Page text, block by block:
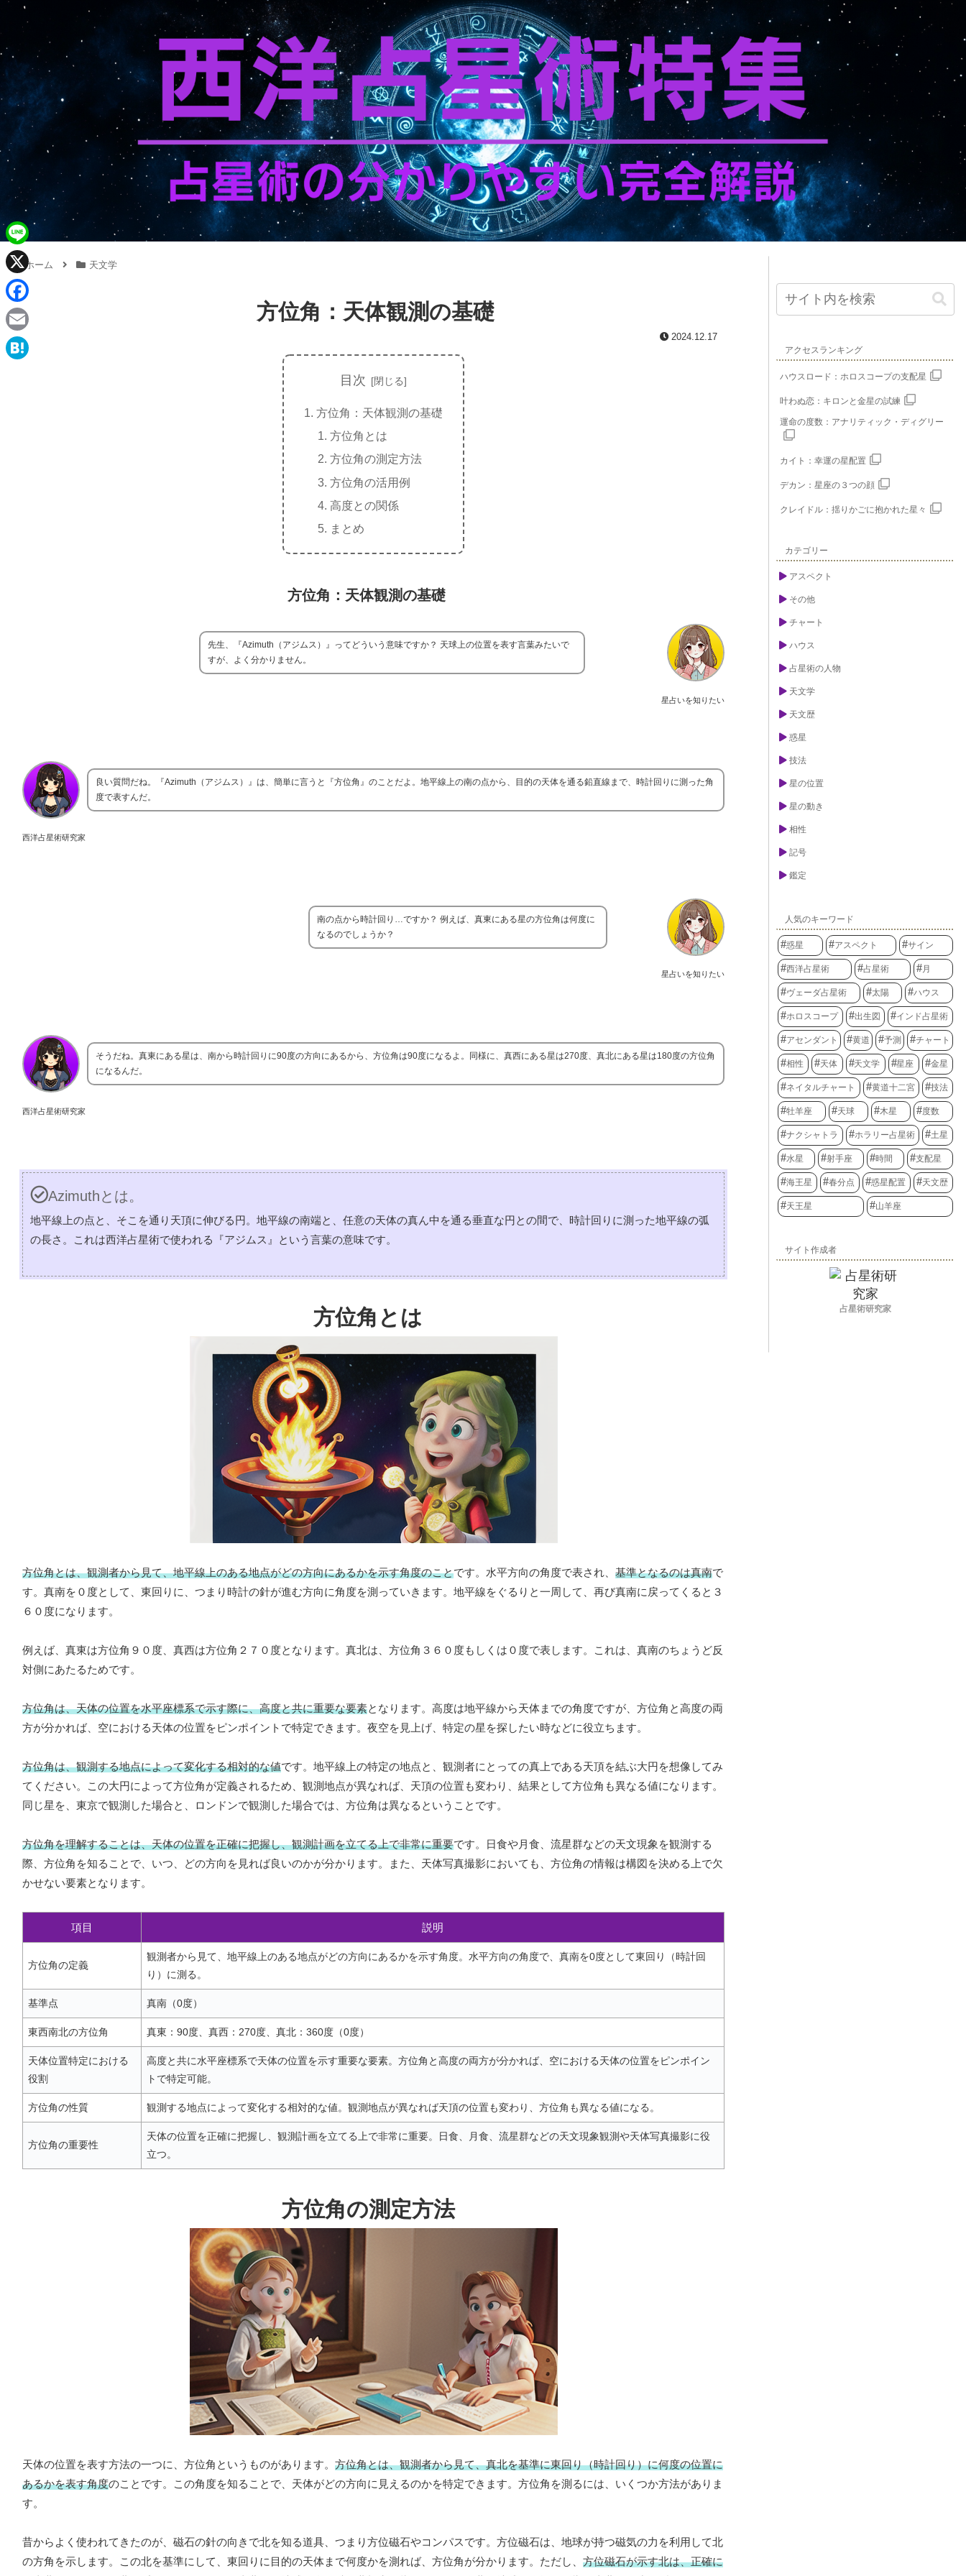
ホーム 天文学
方位角：天体観測の基礎
2024.12.17
目次
方位角：天体観測の基礎
方位角とは
方位角の測定方法
方位角の活用例
高度との関係
まとめ
方位角：天体観測の基礎
星占いを知りたい
先生、『Azimuth（アジムス）』ってどういう意味ですか？ 天球上の位置を表す言葉みたいで
すが、よく分かりません。
西洋占星術研究家
良い質問だね。『Azimuth（アジムス）』は、簡単に言うと『方位角』のことだよ。地平線上の南の点から、目的の天体を通る鉛直線まで、時計回りに測った角
度で表すんだ。
星占いを知りたい
南の点から時計回り…ですか？ 例えば、真東にある星の方位角は何度に
なるのでしょうか？
西洋占星術研究家
そうだね。真東にある星は、南から時計回りに90度の方向にあるから、方位角は90度になるよ。同様に、真西にある星は270度、真北にある星は180度の方位角
になるんだ。
Azimuthとは。
地平線上の点と、そこを通り天頂に伸びる円。地平線の南端と、任意の天体の真ん中を通る垂直な円との間で、時計回りに測った地平線の弧
の長さ。これは西洋占星術で使われる『アジムス』という言葉の意味です。
方位角とは
方位角とは、観測者から見て、地平線上のある地点がどの方向にあるかを示す角度のことです。水平方向の角度で表され、 基準となるのは真南で
す。真南を０度として、東回りに、つまり時計の針が進む方向に角度を測っていきます。地平線をぐるりと一周して、再び真南に戻ってくると３
６０度になります。
例えば、真東は方位角９０度、真西は方位角２７０度となります。真北は、方位角３６０度もしくは０度で表します。これは、真南のちょうど反
対側にあたるためです。
方位角は、天体の位置を水平座標系で示す際に、高度と共に重要な要素となります。高度は地平線から天体までの角度ですが、方位角と高度の両
方が分かれば、空における天体の位置をピンポイントで特定できます。夜空を見上げ、特定の星を探したい時などに役立ちます。
方位角は、観測する地点によって変化する相対的な値です。地平線上の特定の地点と、観測者にとっての真上である天頂を結ぶ大円を想像してみ
てください。この大円によって方位角が定義されるため、観測地点が異なれば、天頂の位置も変わり、結果として方位角も異なる値になります。
同じ星を、東京で観測した場合と、ロンドンで観測した場合では、方位角は異なるということです。
方位角を理解することは、天体の位置を正確に把握し、観測計画を立てる上で非常に重要です。日食や月食、流星群などの天文現象を観測する
際、方位角を知ることで、いつ、どの方向を見れば良いのかが分かります。また、天体写真撮影においても、方位角の情報は構図を決める上で欠
かせない要素となります。
項目 説明
方位角の定義
観測者から見て、地平線上のある地点がどの方向にあるかを示す角度。水平方向の角度で、真南を0度として東回り（時計回
り）に測る。
基準点 真南（0度）
東西南北の方位角 真東：90度、真西：270度、真北：360度（0度）
天体位置特定における
役割
高度と共に水平座標系で天体の位置を示す重要な要素。方位角と高度の両方が分かれば、空における天体の位置をピンポイン
トで特定可能。
方位角の性質 観測する地点によって変化する相対的な値。観測地点が異なれば天頂の位置も変わり、方位角も異なる値になる。
方位角の重要性
天体の位置を正確に把握し、観測計画を立てる上で非常に重要。日食、月食、流星群などの天文現象観測や天体写真撮影に役
立つ。
方位角の測定方法
天体の位置を表す方法の一つに、方位角というものがあります。 方位角とは、観測者から見て、真北を基準に東回り（時計回り）に何度の位置に
あるかを表す角度のことです。この角度を知ることで、天体がどの方向に見えるのかを特定できます。方位角を測るには、いくつか方法がありま
す。
昔からよく使われてきたのが、磁石の針の向きで北を知る道具、つまり方位磁石やコンパスです。方位磁石は、地球が持つ磁気の力を利用して北
の方角を示します。この北を基準にして、東回りに目的の天体まで何度かを測れば、方位角が分かります。ただし、 方位磁石が示す北は、正確に
アクセスランキング
ハウスロード：ホロスコープの支配星
叶わぬ恋：キロンと金星の試練
運命の度数：アナリティック・ディグリー
カイト：幸運の星配置
デカン：星座の３つの顔
クレイドル：揺りかごに抱かれた星々
カテゴリー
アスペクト
その他
チャート
ハウス
占星術の人物
天文学
天文歴
惑星
技法
星の位置
星の動き
相性
記号
鑑定
人気のキーワード
惑星 アスペクト サイン
西洋占星術 占星術 月
ヴェーダ占星術 太陽 ハウス
ホロスコープ 出生図 インド占星術
アセンダント 黄道 予測 チャート
相性 天体 天文学 星座 金星
ネイタルチャート 黄道十二宮 技法
牡羊座 天球 木星 度数
ナクシャトラ ホラリー占星術 土星
水星 射手座 時間 支配星
海王星 春分点 惑星配置 天文歴
天王星 山羊座
サイト作成者
占星術研究家
L
n
e
X
F
a
c
E